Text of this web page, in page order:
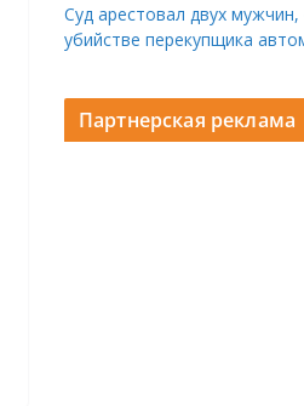
Суд арестовал двух
убийстве перекупщика
Партнерская реклама